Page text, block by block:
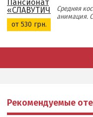
от 530 грн.
Средняя
анимация.
Рекомендуемые